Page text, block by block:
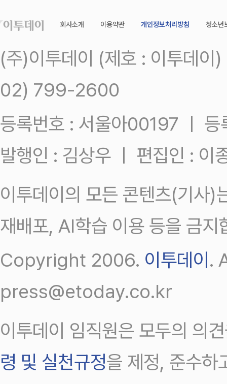
회사소개 이용약관 개인정보처리방침 청소년
(주)이투데이 (제호 : 이투데
02) 799-2600
등록번호 : 서울아00197 ㅣ
발행인 : 김상우 ㅣ 편집인 : 이
이투데이의 모든 콘텐츠(기사)
재배포, AI학습 이용 등을 금지
Copyright 2006. 이투데이 .
press@etoday.co.kr
이투데이 임직원은 모두의 의
령 및 실천규정을 제정, 준수하